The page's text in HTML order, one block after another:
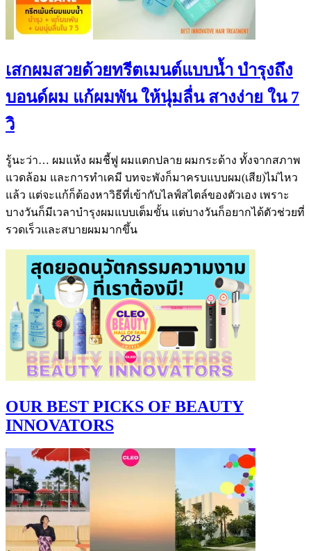
เสกผมสวยด้วยทรีตเมนต์แบบน้ำ บำรุงถึง
บอนด์ผม แก้ผมพัน ให้นุ่มลื่น สางง่าย ใน 7
วิ
รู้นะว่า… ผมแห้ง ผมชี้ฟู ผมแตกปลาย ผมกระด้าง ทั้งจากสภาพ
แวดล้อม และการทำเคมี บทจะพังก็มาครบแบบผม(เสีย)ไม่ไหว
แล้ว แต่จะแก้ก็ต้องหาวิธีที่เข้ากับไลฟ์สไตล์ของตัวเอง เพราะ
บางวันก็มีเวลาบำรุงผมแบบเต็มขั้น แต่บางวันก็อยากได้ตัวช่วยที่
รวดเร็วและสบายผมมากขึ้น
OUR BEST PICKS OF BEAUTY
INNOVATORS